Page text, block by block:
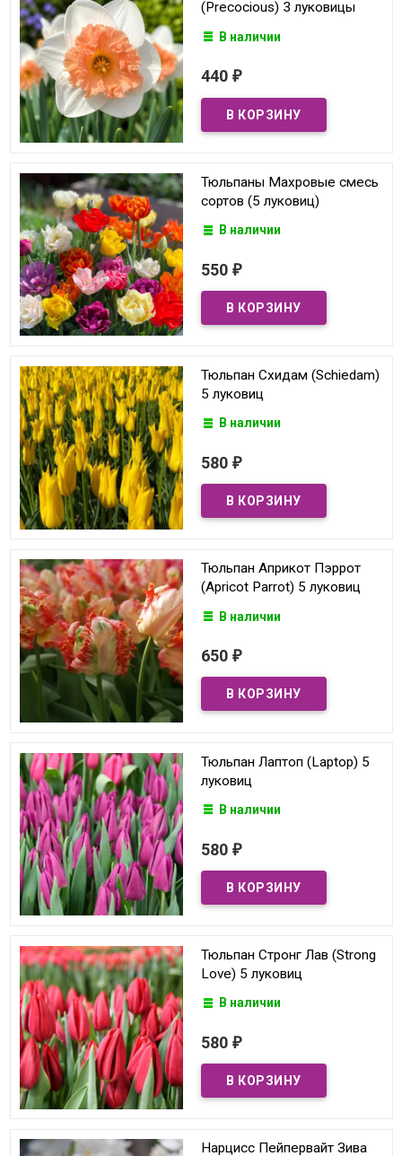
(Precocious) 3 луковицы
В наличии
440 ₽
Тюльпаны Махровые смесь
сортов (5 луковиц)
В наличии
550 ₽
Тюльпан Схидам (Schiedam)
5 луковиц
В наличии
580 ₽
Тюльпан Априкот Пэррот
(Apricot Parrot) 5 луковиц
В наличии
650 ₽
Тюльпан Лаптоп (Laptop) 5
луковиц
В наличии
580 ₽
Тюльпан Стронг Лав (Strong
Love) 5 луковиц
В наличии
580 ₽
Нарцисс Пейпервайт Зива